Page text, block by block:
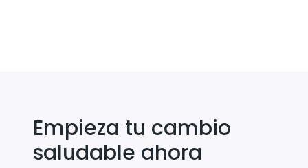
Empieza tu cambio
saludable ahora